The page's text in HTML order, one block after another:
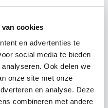
cookies
en advertenties te
social media te bieden
Ook delen we
onze site met onze
en analyse. Deze
combineren met andere
€ 22,50
€ 50,00
€ 150,00